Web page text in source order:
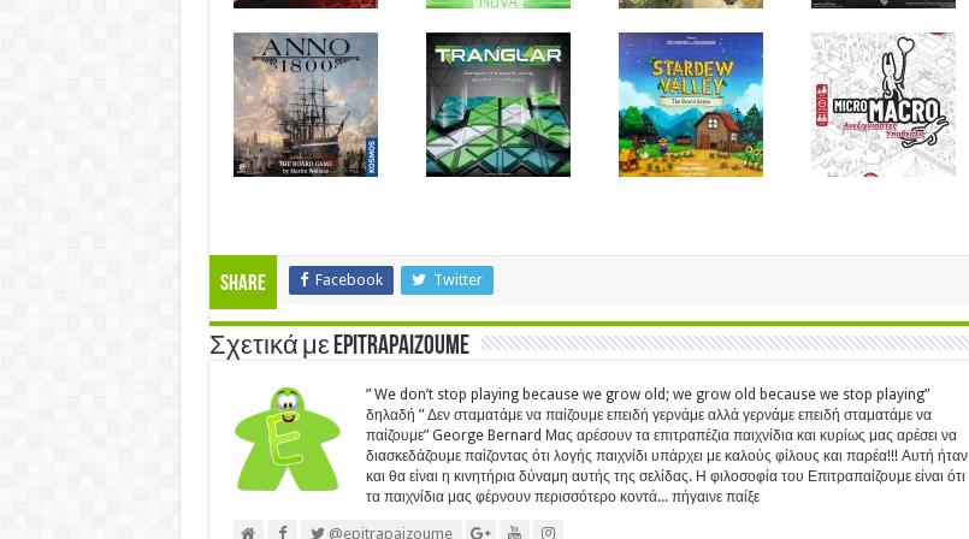
Share Facebook Twitter
Σχετικά με Epitrapaizoume
” We don’t stop playing because we grow old; we grow old because we stop playing”
δηλαδή ” Δεν σταματάμε να παίζουμε επειδή γερνάμε αλλά γερνάμε επειδή σταματάμε να
παίζουμε” George Bernard Μας αρέσουν τα επιτραπέζια παιχνίδια και κυρίως μας αρέσει να
διασκεδάζουμε παίζοντας ότι λογής παιχνίδι υπάρχει με καλούς φίλους και παρέα!!! Αυτή ήταν
και θα είναι η κινητήρια δύναμη αυτής της σελίδας. Η φιλοσοφία του Επιτραπαίζουμε είναι ότι
τα παιχνίδια μας φέρνουν περισσότερο κοντά... πήγαινε παίξε
@epitrapaizoume